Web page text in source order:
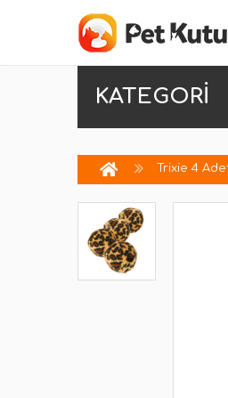
KATEGORİ
Trixie 4